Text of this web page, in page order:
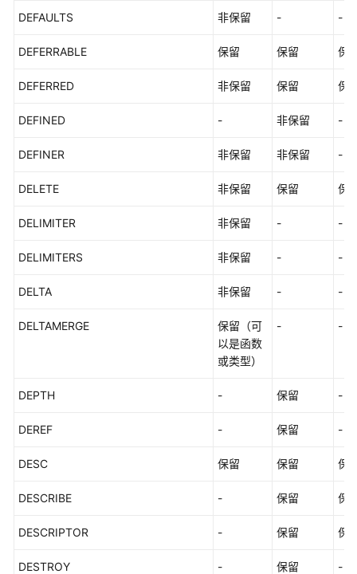
DEFAULTS 非保留 - -
DEFERRABLE 保留 保留 保
DEFERRED 非保留 保留 保
DEFINED - 非保留 -
DEFINER 非保留 非保留 -
DELETE 非保留 保留 保
DELIMITER 非保留 - -
DELIMITERS 非保留 - -
DELTA 非保留 - -
DELTAMERGE
保留（可
以是函数
或类型）
- -
DEPTH - 保留 -
DEREF - 保留 -
DESC 保留 保留 保
DESCRIBE - 保留 保
DESCRIPTOR - 保留 保
DESTROY - 保留 -